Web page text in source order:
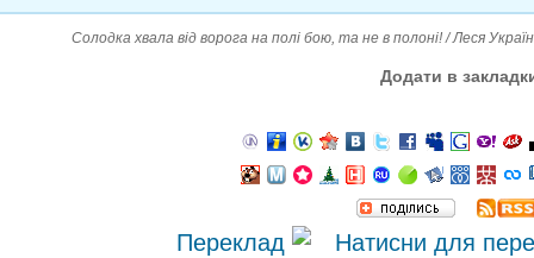
Солодка хвала від ворога на полі бою, та не в полоні! / Леся
Додати в
Переклад